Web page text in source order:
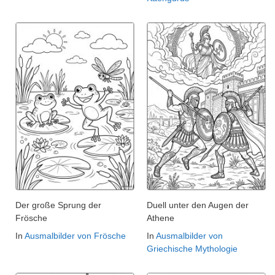
Der große Sprung der
Frösche
In Ausmalbilder von Frösche
Duell unter den Augen der
Athene
In Ausmalbilder von
Griechische Mythologie